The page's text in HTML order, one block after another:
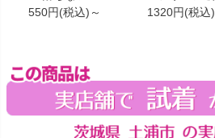
550円(税込)～
1320円(税込)